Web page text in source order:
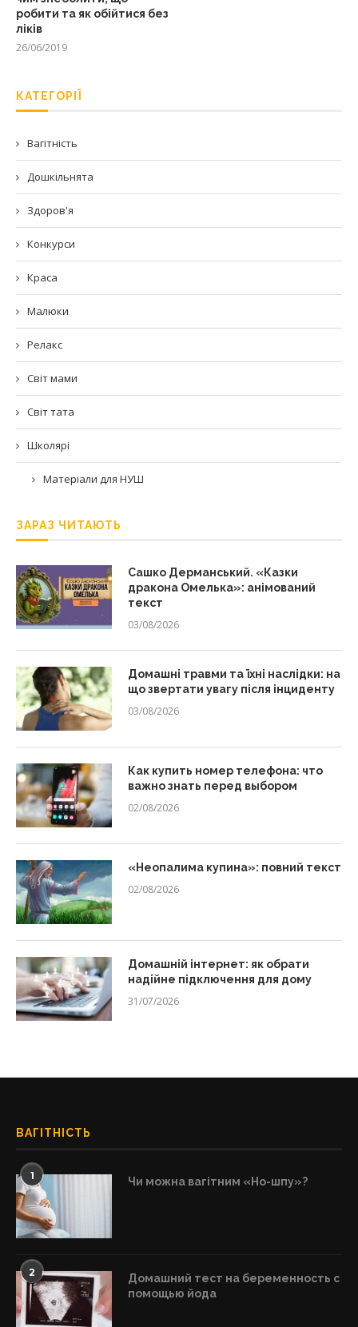
робити та як обійтися без
ліків
26/06/2019
КАТЕГОРІЇ
Вагітність
Дошкільнята
Здоров'я
Конкурси
Краса
Малюки
Релакс
Світ мами
Світ тата
Школярі
Матеріали для НУШ
ЗАРАЗ ЧИТАЮТЬ
Сашко Дерманський. «Казки
дракона Омелька»: анімований
текст
03/08/2026
Домашні травми та їхні наслідки: на
що звертати увагу після інциденту
03/08/2026
Как купить номер телефона: что
важно знать перед выбором
02/08/2026
«Неопалима купина»: повний текст
02/08/2026
Домашній інтернет: як обрати
надійне підключення для дому
31/07/2026
ВАГІТНІСТЬ
1 Чи можна вагітним «Но-шпу»?
2
Домашний тест на беременность с
помощью йода